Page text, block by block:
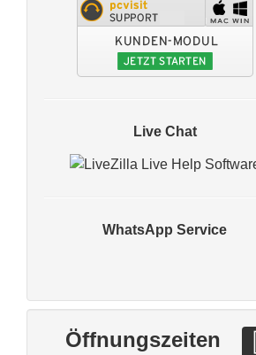
Live Chat
WhatsApp Service
Öffnungszeiten